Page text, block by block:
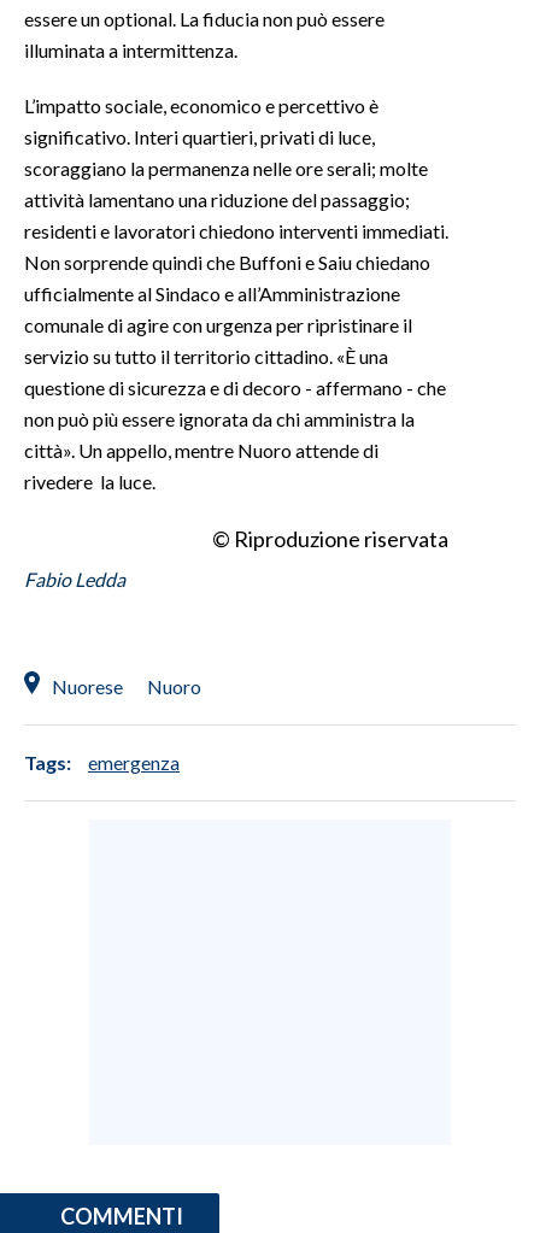
essere un optional. La fiducia non può essere
illuminata a intermittenza.
L’impatto sociale, economico e percettivo è
significativo. Interi quartieri, privati di luce,
scoraggiano la permanenza nelle ore serali; molte
attività lamentano una riduzione del passaggio;
residenti e lavoratori chiedono interventi immediati.
Non sorprende quindi che Buffoni e Saiu chiedano
ufficialmente al Sindaco e all’Amministrazione
comunale di agire con urgenza per ripristinare il
servizio su tutto il territorio cittadino. «È una
questione di sicurezza e di decoro - affermano - che
non può più essere ignorata da chi amministra la
città». Un appello, mentre Nuoro attende di
rivedere la luce.
© Riproduzione riservata
Fabio Ledda
Nuorese Nuoro
Tags: emergenza
COMMENTI